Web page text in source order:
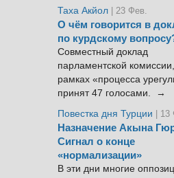
Таха Акйол | 23 Фев.
О чём говорится в
по курдскому
Совместный доклад
парламентской
рамках «процесса
принят 47 голосами. →
Повестка дня Турции
|
Назначение Акына
Сигнал о конце
«нормализации»
В эти дни многие